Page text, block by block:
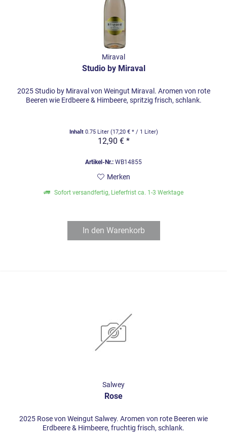
Miraval
Studio by Miraval
2025 Studio by Miraval von Weingut Miraval. Aromen von rote
Beeren wie Erdbeere & Himbeere, spritzig frisch, schlank.
Inhalt 0.75 Liter (17,20 € * / 1 Liter)
12,90 € *
Artikel-Nr.: WB14855
Merken
Sofort versandfertig, Lieferfrist ca. 1-3 Werktage
In den Warenkorb
Salwey
Rose
2025 Rose von Weingut Salwey. Aromen von rote Beeren wie
Erdbeere & Himbeere, fruchtig frisch, schlank.